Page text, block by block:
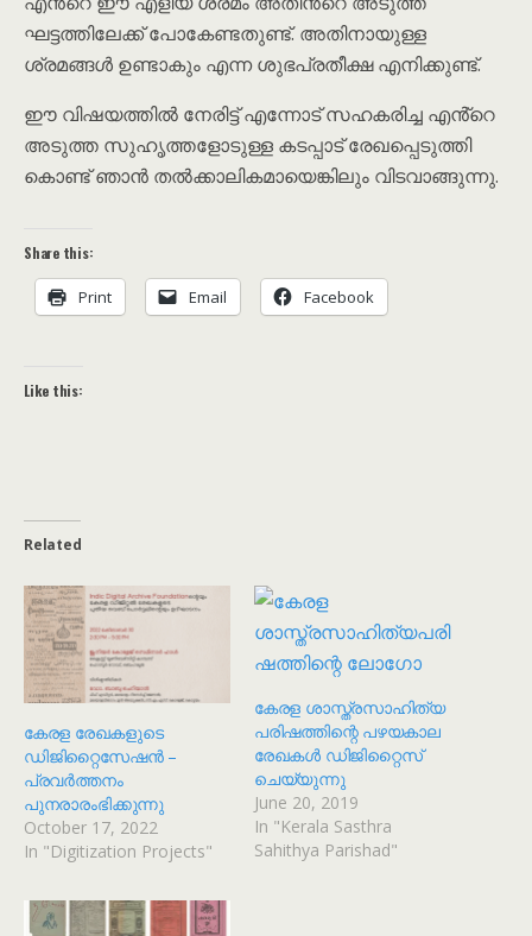
ഘട്ടത്തിലേക്ക് പോകേണ്ടതുണ്ട്. അതിനായുള്ള
ശ്രമങ്ങൾ ഉണ്ടാകും എന്ന ശുഭപ്രതീക്ഷ എനിക്കുണ്ട്.
ഈ വിഷയത്തിൽ നേരിട്ട് എന്നോട് സഹകരിച്ച എൻ്റെ
അടുത്ത സുഹൃത്തളോടുള്ള കടപ്പാട് രേഖപ്പെടുത്തി
കൊണ്ട് ഞാൻ തൽക്കാലികമായെങ്കിലും വിടവാങ്ങുന്നു.
Share this:
Print Email Facebook
Like this:
Related
കേരള രേഖകളുടെ
ഡിജിറ്റൈസേഷൻ –
പ്രവർത്തനം
പുനരാരംഭിക്കുന്നു
October 17, 2022
In "Digitization Projects"
കേരള ശാസ്ത്രസാഹിത്യ
പരിഷത്തിന്റെ പഴയകാല
രേഖകൾ ഡിജിറ്റൈസ്
ചെയ്യുന്നു
June 20, 2019
In "Kerala Sasthra
Sahithya Parishad"